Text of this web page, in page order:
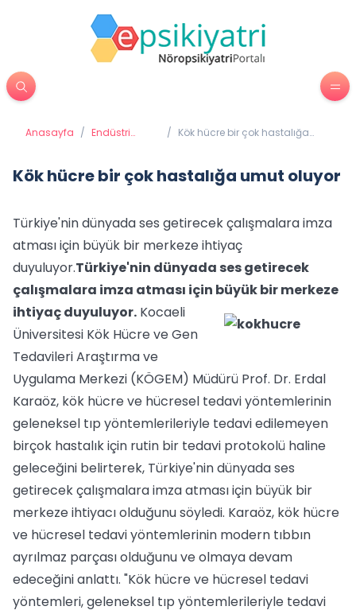
Anasayfa / Endüstri
/ Kök hücre bir çok hastalığa
Kök hücre bir çok hastalığa umut oluyor
Türkiye'nin dünyada ses getirecek çalışmalara imza
atması için büyük bir merkeze ihtiyaç
duyuluyor.Türkiye'nin dünyada ses getirecek
çalışmalara imza atması için büyük bir merkeze
ihtiyaç duyuluyor. Kocaeli
Üniversitesi Kök Hücre ve Gen
Tedavileri Araştırma ve
Uygulama Merkezi (KÖGEM) Müdürü Prof. Dr. Erdal
Karaöz, kök hücre ve hücresel tedavi yöntemlerinin
geleneksel tıp yöntemlerileriyle tedavi edilemeyen
birçok hastalık için rutin bir tedavi protokolü haline
geleceğini belirterek, Türkiye'nin dünyada ses
getirecek çalışmalara imza atması için büyük bir
merkeze ihtiyacı olduğunu söyledi. Karaöz, kök hücre
ve hücresel tedavi yöntemlerinin modern tıbbın
ayrılmaz parçası olduğunu ve olmaya devam
edeceğini anlattı. "Kök hücre ve hücresel tedavi
yöntemleri, geleneksel tıp yöntemlerileriyle tedavi